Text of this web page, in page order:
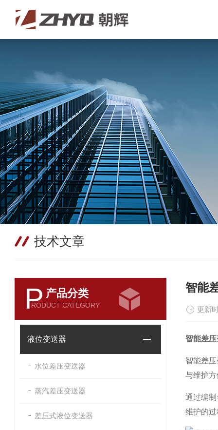
技术文章
P 产品分类
RODUCT CATEGORY
液位变送器
水位差压变送器
蒸汽差压变送器
差压式液位变送器
智能
更新
智能差
智能差
与维护
通过编
维护的